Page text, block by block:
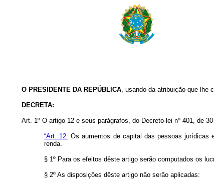
O PRESIDENTE DA REPÚBLICA, usando da atribuição que lhe
DECRETA:
Art. 1º O artigo 12 e seus parágrafos, do Decreto-lei nº 401, de
“Art. 12. Os aumentos de capital das pessoas jurídicas
renda.
§ 1º Para os efeitos dêste artigo serão computados os
§ 2º As disposições dêste artigo não serão aplicadas: